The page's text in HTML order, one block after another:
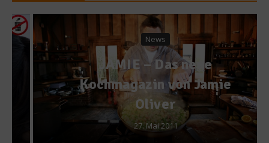
News
JAMIE – Das neue
Kochmagazin von Jamie
Oliver
27. Mai 2011